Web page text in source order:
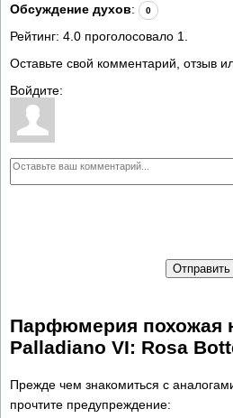
Обсуждение духов: 0
Рейтинг: 4.0 проголосовало 1
Оставьте свой комментарий, отзыв
Войдите:
Отправить
Парфюмерия похожая
Palladiano VI: Rosa
Прежде чем знакомиться с
прочтите предупреждение: